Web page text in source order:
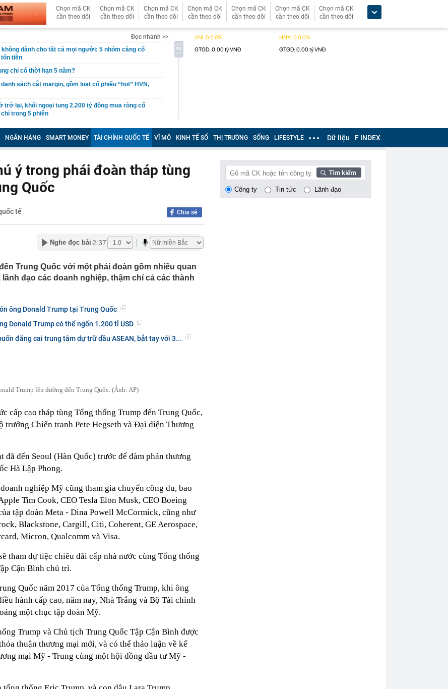
Chọn mã CK
cần theo dõi
Chọn mã CK
cần theo dõi
Chọn mã CK
cần theo dõi
Chọn mã CK
cần theo dõi
Chọn mã CK
cần theo dõi
Chọn mã CK
cần theo dõi
Chọn mã CK
cần theo dõi
Đọc nhanh >>
không dành cho tất cả mọi người: 5 nhóm càng cố
tiền
chỉ có thời hạn 5 năm?
danh sách cắt margin, gồm loạt cổ phiếu “hot” HVN,
trở lại, khối ngoại tung 2.200 tỷ đồng mua ròng cổ
trong 5 phiên
thép với 2.700 lao động đang nợ Trung Quốc gần 1,3
trọng đang trở lại trên thị trường chứng khoán
ăn gì thế?"
biệt thự 9 phòng ngủ ở TP.HCM giá gốc 600 tỷ, giảm
giấu kín suốt 15 năm trên iPhone
nhiều gia đình không còn phơi quần áo ở ban công?
trời đang được dùng theo 1 cách rất khác
gốc trước khi sử dụng
đi học trở lại của học sinh 34 tỉnh, thành phố sau kỳ
gắn bó khăng khít, con trẻ được hưởng lợi!
Crimea, phá hủy hệ thống phòng không 15 triệu USD
7/2026 vi phạm 21 lần
khí tập thể dục sáng ở Việt Nam 'có tính gây
NGÂN HÀNG SMART MONEY TÀI CHÍNH QUỐC TẾ VĨ MÔ KINH TẾ SỐ THỊ TRƯỜNG SỐNG LIFESTYLE Dữ liệu F INDEX
ý trong phái đoàn tháp tùng
Quốc
tế Chia sẻ
Nghe đọc bài 2:37
Trung Quốc với một phái đoàn gồm nhiều quan
đạo các doanh nghiệp, thậm chí cả các thành
ông Donald Trump tại Trung Quốc
Donald Trump có thể ngốn 1.200 tỉ USD
đăng cai trung tâm dự trữ dầu ASEAN, bắt tay với 3...
Trump lên đường đến Trung Quốc. (Ảnh: AP)
cấp cao tháp tùng Tổng thống Trump đến Trung Quốc,
Chiến tranh Pete Hegseth và Đại diện Thương
đã đến Seoul (Hàn Quốc) trước để đàm phán thương
Hà Lập Phong.
nghiệp Mỹ cũng tham gia chuyến công du, bao
Tim Cook, CEO Tesla Elon Musk, CEO Boeing
tập đoàn Meta - Dina Powell McCormick, cũng như
Blackstone, Cargill, Citi, Coherent, GE Aerospace,
Micron, Qualcomm và Visa.
tham dự tiệc chiêu đãi cấp nhà nước cùng Tổng thống
Cận Bình chủ trì.
Quốc năm 2017 của Tổng thống Trump, khi ông
hành cấp cao, năm nay, Nhà Trắng và Bộ Tài chính
một chục tập đoàn Mỹ.
Trump và Chủ tịch Trung Quốc Tập Cận Bình được
thuận thương mại mới, và có thể thảo luận về kế
mại Mỹ - Trung cùng một hội đồng đầu tư Mỹ -
Công ty Tin tức Lãnh đạo